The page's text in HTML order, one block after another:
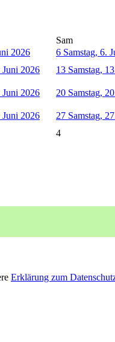
Sam
2026 6 Samstag, 6.
Juni 2026 13 Samstag,
Juni 2026 20 Samstag,
Juni 2026 27 Samstag,
4
Erklärung zum